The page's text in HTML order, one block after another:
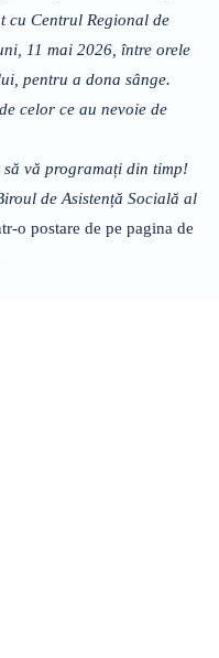
cu Centrul Regional de
11 mai 2026, între orele
pentru a dona sânge.
celor ce au nevoie de
vă programați din timp!
de Asistență Socială al
o postare de pe pagina de